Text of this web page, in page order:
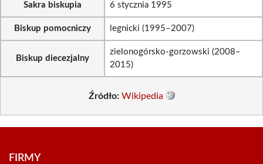
Sakra biskupia 6 stycznia 1995
Biskup pomocniczy legnicki (1995–2007)
Biskup diecezjalny
zielonogórsko-gorzowski (2008–
2015)
Źródło: Wikipedia
FIRMY